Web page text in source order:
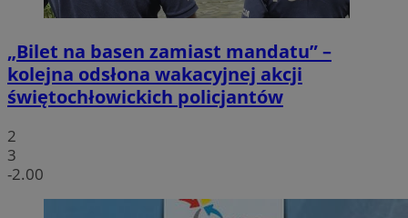
„Bilet na basen zamiast mandatu” –
kolejna odsłona wakacyjnej akcji
świętochłowickich policjantów
2
3
-2.00